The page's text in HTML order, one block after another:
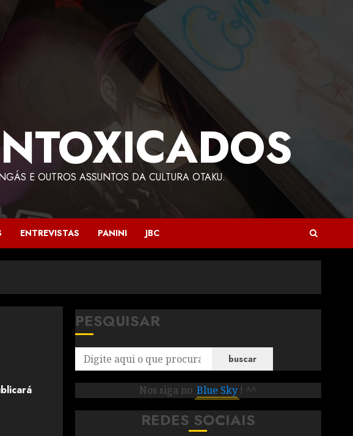
E OUTROS ASSUNTOS DA CULTURA OTAKU.
ENTREVISTAS PANINI JBC
PESQUISAR
buscar
Nos siga no Blue Sky ! ^^
REDES SOCIAIS